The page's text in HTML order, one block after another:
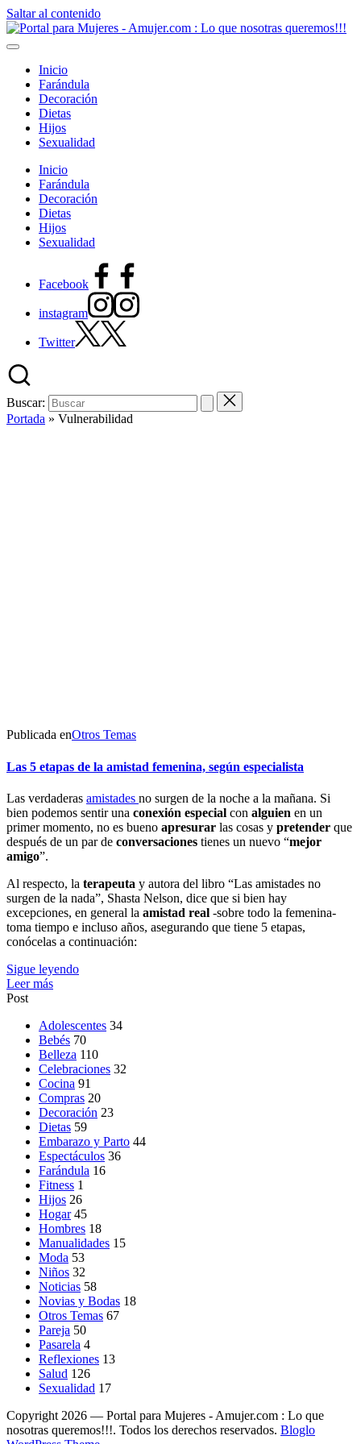
Saltar al contenido
Inicio
Farándula
Decoración
Dietas
Hijos
Sexualidad
Inicio
Farándula
Decoración
Dietas
Hijos
Sexualidad
Facebook
instagram
Twitter
Buscar:
Portada » Vulnerabilidad
Publicada enOtros Temas
Las 5 etapas de la amistad femenina, según especialista
Las verdaderas amistades no surgen de la noche a la mañana. Si
bien podemos sentir una conexión especial con alguien en un
primer momento, no es bueno apresurar las cosas y pretender que
después de un par de conversaciones tienes un nuevo “mejor
amigo”.
Al respecto, la terapeuta y autora del libro “Las amistades no
surgen de la nada”, Shasta Nelson, dice que si bien hay
excepciones, en general la amistad real -sobre todo la femenina-
toma tiempo e incluso años, asegurando que tiene 5 etapas,
conócelas a continuación:
Sigue leyendo
Leer más
Post
Adolescentes 34
Bebés 70
Belleza 110
Celebraciones 32
Cocina 91
Compras 20
Decoración 23
Dietas 59
Embarazo y Parto 44
Espectáculos 36
Farándula 16
Fitness 1
Hijos 26
Hogar 45
Hombres 18
Manualidades 15
Moda 53
Niños 32
Noticias 58
Novias y Bodas 18
Otros Temas 67
Pareja 50
Pasarela 4
Reflexiones 13
Salud 126
Sexualidad 17
Copyright 2026 — Portal para Mujeres - Amujer.com : Lo que
nosotras queremos!!!. Todos los derechos reservados. Bloglo